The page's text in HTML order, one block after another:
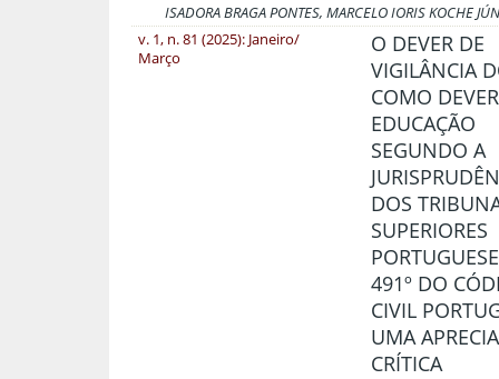
ISADORA BRAGA PONTES, MARCELO IORIS KOCHE
v. 1, n. 81 (2025): Janeiro/
Março
O DEVER DE
VIGILÂNCIA
COMO
EDUCAÇÃO
SEGUNDO A
DOS
SUPERIORES
491º DO
CIVIL
UMA
CRÍTICA